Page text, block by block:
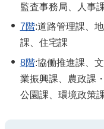
監査事務局、人事
7階:道路管理課、
課、住宅課
8階:協働推進課、
業振興課、農政課
公園課、環境政策